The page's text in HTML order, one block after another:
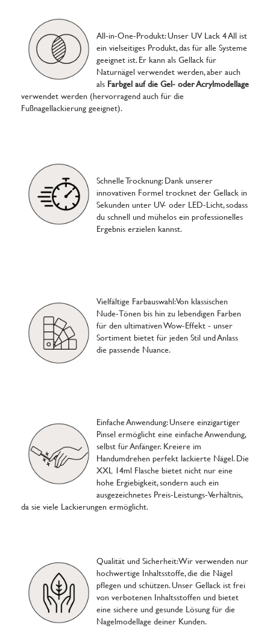
All-in-One-Produkt: Unser UV Lack 4 All ist
ein vielseitiges Produkt, das für alle Systeme
geeignet ist. Er kann als Gellack für
Naturnägel verwendet werden, aber auch
als Farbgel auf die Gel- oder Acrylmodellage
verwendet werden (hervorragend auch für die
Fußnagellackierung geeignet).
Schnelle Trocknung: Dank unserer
innovativen Formel trocknet der Gellack in
Sekunden unter UV- oder LED-Licht, sodass
du schnell und mühelos ein professionelles
Ergebnis erzielen kannst.
Vielfältige Farbauswahl: Von klassischen
Nude-Tönen bis hin zu lebendigen Farben
für den ultimativen Wow-Effekt - unser
Sortiment bietet für jeden Stil und Anlass
die passende Nuance.
Einfache Anwendung: Unsere einzigartiger
Pinsel ermöglicht eine einfache Anwendung,
selbst für Anfänger. Kreiere im
Handumdrehen perfekt lackierte Nägel. Die
XXL 14ml Flasche bietet nicht nur eine
hohe Ergiebigkeit, sondern auch ein
ausgezeichnetes Preis-Leistungs-Verhältnis,
da sie viele Lackierungen ermöglicht.
Qualität und Sicherheit: Wir verwenden nur
hochwertige Inhaltsstoffe, die die Nägel
pflegen und schützen. Unser Gellack ist frei
von verbotenen Inhaltsstoffen und bietet
eine sichere und gesunde Lösung für die
Nagelmodellage deiner Kunden.